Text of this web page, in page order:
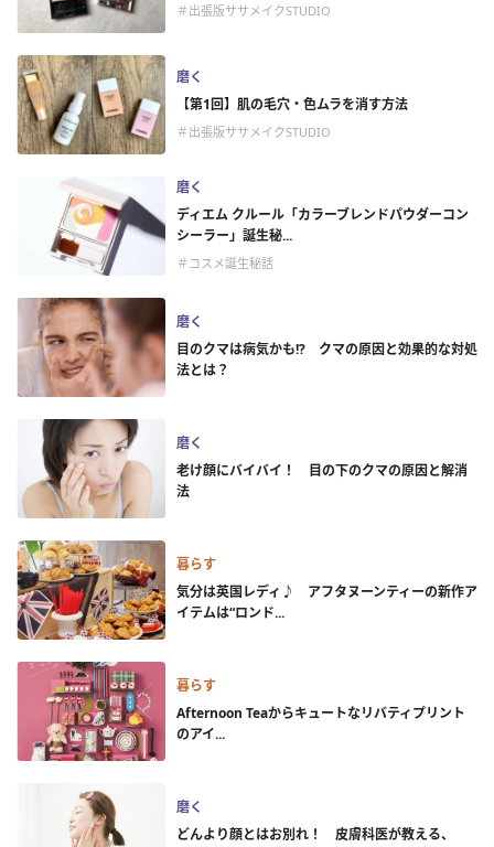
＃出張版ササメイクSTUDIO
磨く
【第1回】肌の毛穴・色ムラを消す方法
＃出張版ササメイクSTUDIO
磨く
ディエム クルール「カラーブレンドパウダーコン
シーラー」誕生秘...
＃コスメ誕生秘話
磨く
目のクマは病気かも!? クマの原因と効果的な対処
法とは？
磨く
老け顔にバイバイ！ 目の下のクマの原因と解消
法
暮らす
気分は英国レディ♪ アフタヌーンティーの新作ア
イテムは“ロンド...
暮らす
Afternoon Teaからキュートなリバティプリント
のアイ...
磨く
どんより顔とはお別れ！ 皮膚科医が教える、